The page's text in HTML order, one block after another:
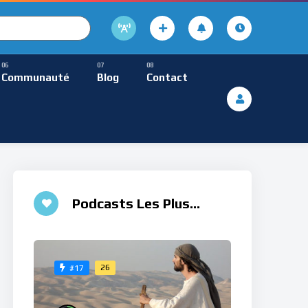
Lecture
Communauté Blog Contact
Méditative
Podcasts Les Plus
#17 26